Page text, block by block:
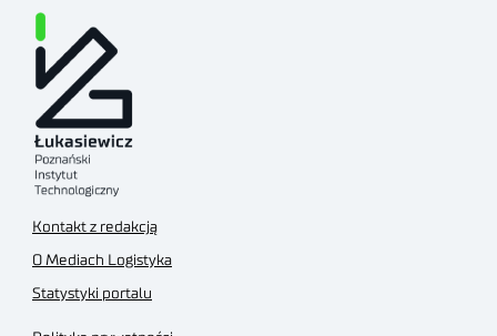
Kontakt z redakcją
O Mediach Logistyka
Statystyki portalu